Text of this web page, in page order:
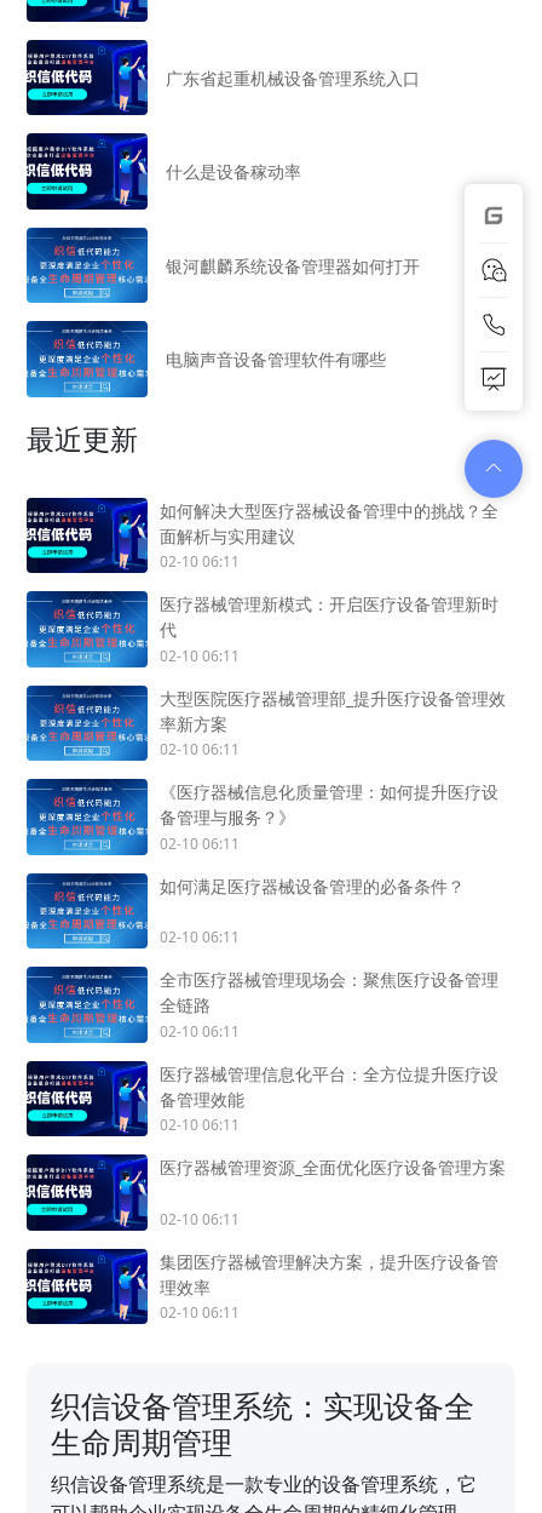
广东省起重机械设备管理系统入口
什么是设备稼动率
银河麒麟系统设备管理器如何打开
电脑声音设备管理软件有哪些
最近更新
如何解决大型医疗器械设备管理中的挑战？全
面解析与实用建议
02-10 06:11
医疗器械管理新模式：开启医疗设备管理新时
代
02-10 06:11
大型医院医疗器械管理部_提升医疗设备管理效
率新方案
02-10 06:11
《医疗器械信息化质量管理：如何提升医疗设
备管理与服务？》
02-10 06:11
如何满足医疗器械设备管理的必备条件？
02-10 06:11
全市医疗器械管理现场会：聚焦医疗设备管理
全链路
02-10 06:11
医疗器械管理信息化平台：全方位提升医疗设
备管理效能
02-10 06:11
医疗器械管理资源_全面优化医疗设备管理方案
02-10 06:11
集团医疗器械管理解决方案，提升医疗设备管
理效率
02-10 06:11
织信设备管理系统：实现设备全
生命周期管理
织信设备管理系统是一款专业的设备管理系统，它